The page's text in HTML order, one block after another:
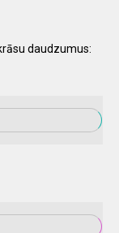
daudzumus: